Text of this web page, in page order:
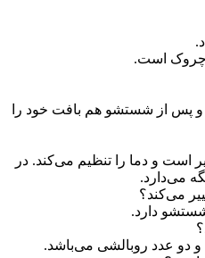
هم بافت خود را
را تنظیم می‌کند. در
می‌باشد.